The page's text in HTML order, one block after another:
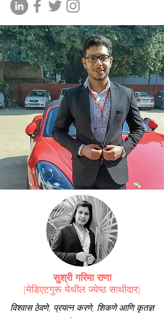
सुश्री गरिमा राणा
(मेडिएटगुरू येथील ज्येष्ठ साथीदार)
विश्वास ठेवणे, प्रयत्न करणे, शिकणे आणि कृतज्ञ